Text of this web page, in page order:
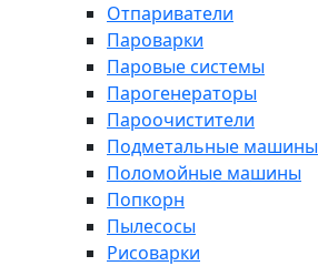
Отпариватели
Пароварки
Паровые системы
Парогенераторы
Пароочистители
Подметальные машины
Поломойные машины
Попкорн
Пылесосы
Рисоварки